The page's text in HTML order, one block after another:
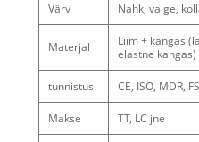
Värv Nahk, valge,
Materjal
Liim + kangas
elastne kangas)
tunnistus CE, ISO, MDR,
Makse TT, LC jne